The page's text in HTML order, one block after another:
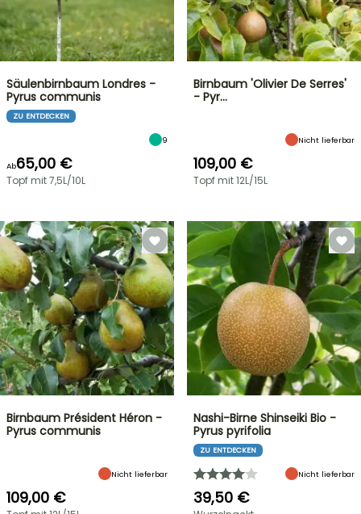
Säulenbirnbaum Londres -
Pyrus communis
ZU ENTDECKEN
9
Ab65,00 €
Topf mit 7,5L/10L
Birnbaum 'Olivier De Serres'
- Pyr…
Nicht lieferbar
109,00 €
Topf mit 12L/15L
Birnbaum Président Héron -
Pyrus communis
Nicht lieferbar
109,00 €
Nashi-Birne Shinseiki Bio -
Pyrus pyrifolia
ZU ENTDECKEN
Nicht lieferbar
39,50 €